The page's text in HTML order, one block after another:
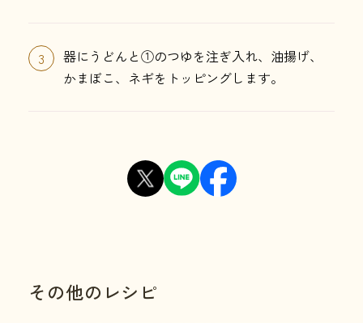
3
器にうどんと①のつゆを注ぎ入れ、油揚げ、
かまぼこ、ネギをトッピングします。
その他のレシピ